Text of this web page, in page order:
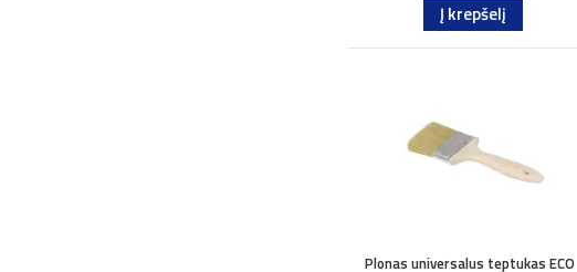
Į krepšelį
Plonas universalus teptukas ECO